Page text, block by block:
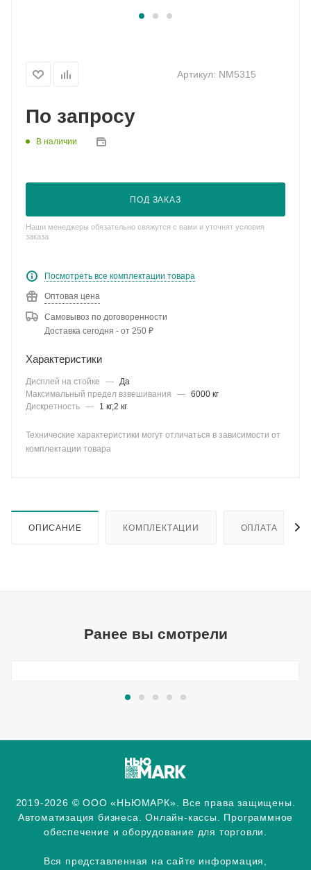
Артикул: NM5315
По запросу
В наличии
ПОД ЗАКАЗ
Наши менеджеры обязательно свяжутся с вами и уточнят условия
заказа
Посмотреть все комплектации товара
Оптовая цена
Самовывоз по договоренности
Доставка сегодня - от 250 ₽
Характеристики
Дисплей на стойке — Да
Максимальный предел взвешивания
— 6000 кг
Дискретность — 1 кг,2 кг
Технические характеристики могут отличаться в зависимости от
комплектации товара
ОПИСАНИЕ КОМПЛЕКТАЦИИ ОПЛАТА
Ранее вы смотрели
2019-2026 © ООО «НЬЮМАРК». Все права защищены.
Автоматизация бизнеса. Онлайн-кассы. Программное
обеспечение и оборудование для торговли.
Вся представленная на сайте информация,